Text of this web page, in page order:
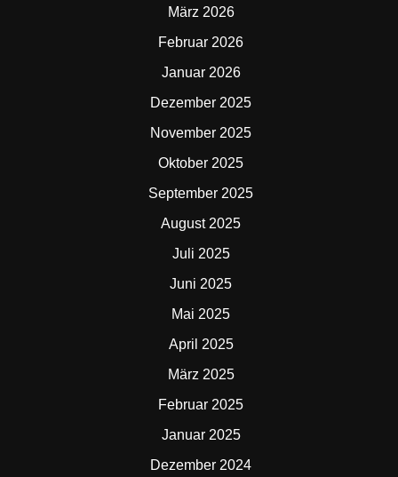
März 2026
Februar 2026
Januar 2026
Dezember 2025
November 2025
Oktober 2025
September 2025
August 2025
Juli 2025
Juni 2025
Mai 2025
April 2025
März 2025
Februar 2025
Januar 2025
Dezember 2024